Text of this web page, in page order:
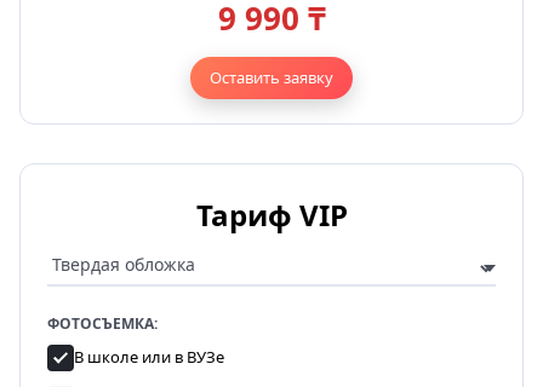
9 990 ₸
Оставить заявку
Тариф VIP
ФОТОСЪЕМКА:
В школе или в ВУЗе